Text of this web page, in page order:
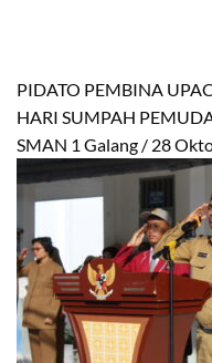
PIDATO PEMBINA
HARI SUMPAH
SMAN 1 Galang / 28